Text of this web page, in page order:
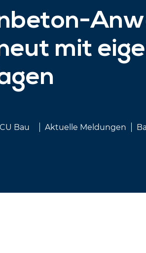
mit
CU Bau Aktuelle Meldungen